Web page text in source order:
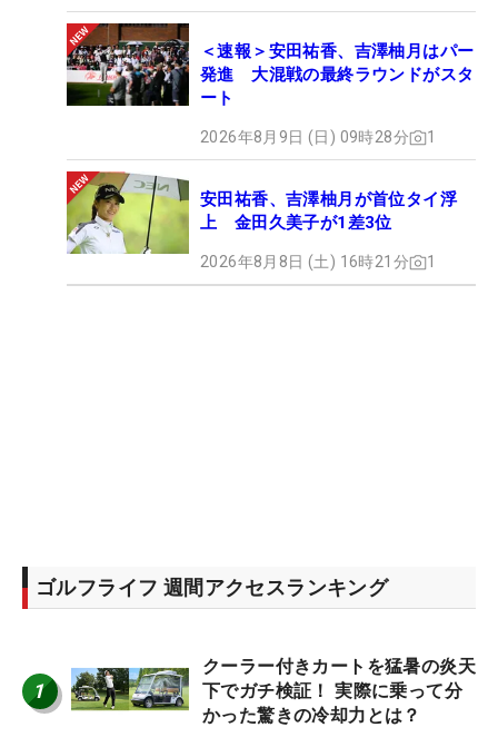
＜速報＞安田祐香、吉澤柚月はパー
発進 大混戦の最終ラウンドがスタ
ート
2026年8月9日 (日) 09時28分 1
安田祐香、吉澤柚月が首位タイ浮
上 金田久美子が1差3位
2026年8月8日 (土) 16時21分 1
ゴルフライフ 週間アクセスランキング
1
クーラー付きカートを猛暑の炎天
下でガチ検証！ 実際に乗って分
かった驚きの冷却力とは？